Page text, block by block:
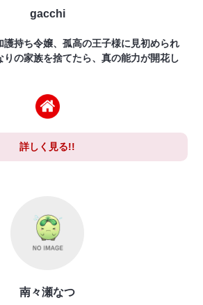
gacchi
護持ち令嬢、孤高の王子様に見初められ
りの家族を捨てたら、真の能力が開花し
詳しく見る!!
南々瀬なつ